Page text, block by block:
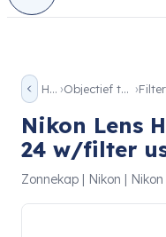
Home Objectief toebehoren
Nikon Lens
24 w/filter
Zonnekap | Nikon | Nikon